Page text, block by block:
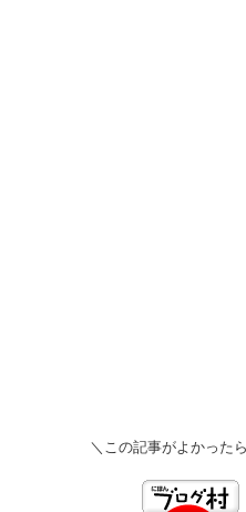
＼この記事がよかった